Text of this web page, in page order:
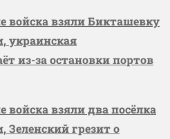
войска взяли Бикташевку
украинская
из-за остановки портов
войска взяли два посёлка
Зеленский грезит о